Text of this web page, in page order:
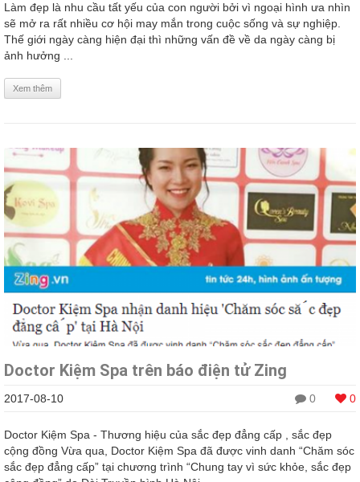
Làm đẹp là nhu cầu tất yếu của con người bởi vì ngoại hình ưa nhìn
sẽ mở ra rất nhiều cơ hội may mắn trong cuộc sống và sự nghiệp.
Thế giới ngày càng hiện đại thì những vấn đề về da ngày càng bị
ảnh hưởng ...
Xem thêm
Doctor Kiệm Spa trên báo điện tử Zing
0 0
2017-08-10
Doctor Kiệm Spa - Thương hiệu của sắc đẹp đẳng cấp , sắc đẹp
cộng đồng Vừa qua, Doctor Kiệm Spa đã được vinh danh “Chăm sóc
sắc đẹp đẳng cấp” tại chương trình “Chung tay vì sức khỏe, sắc đẹp